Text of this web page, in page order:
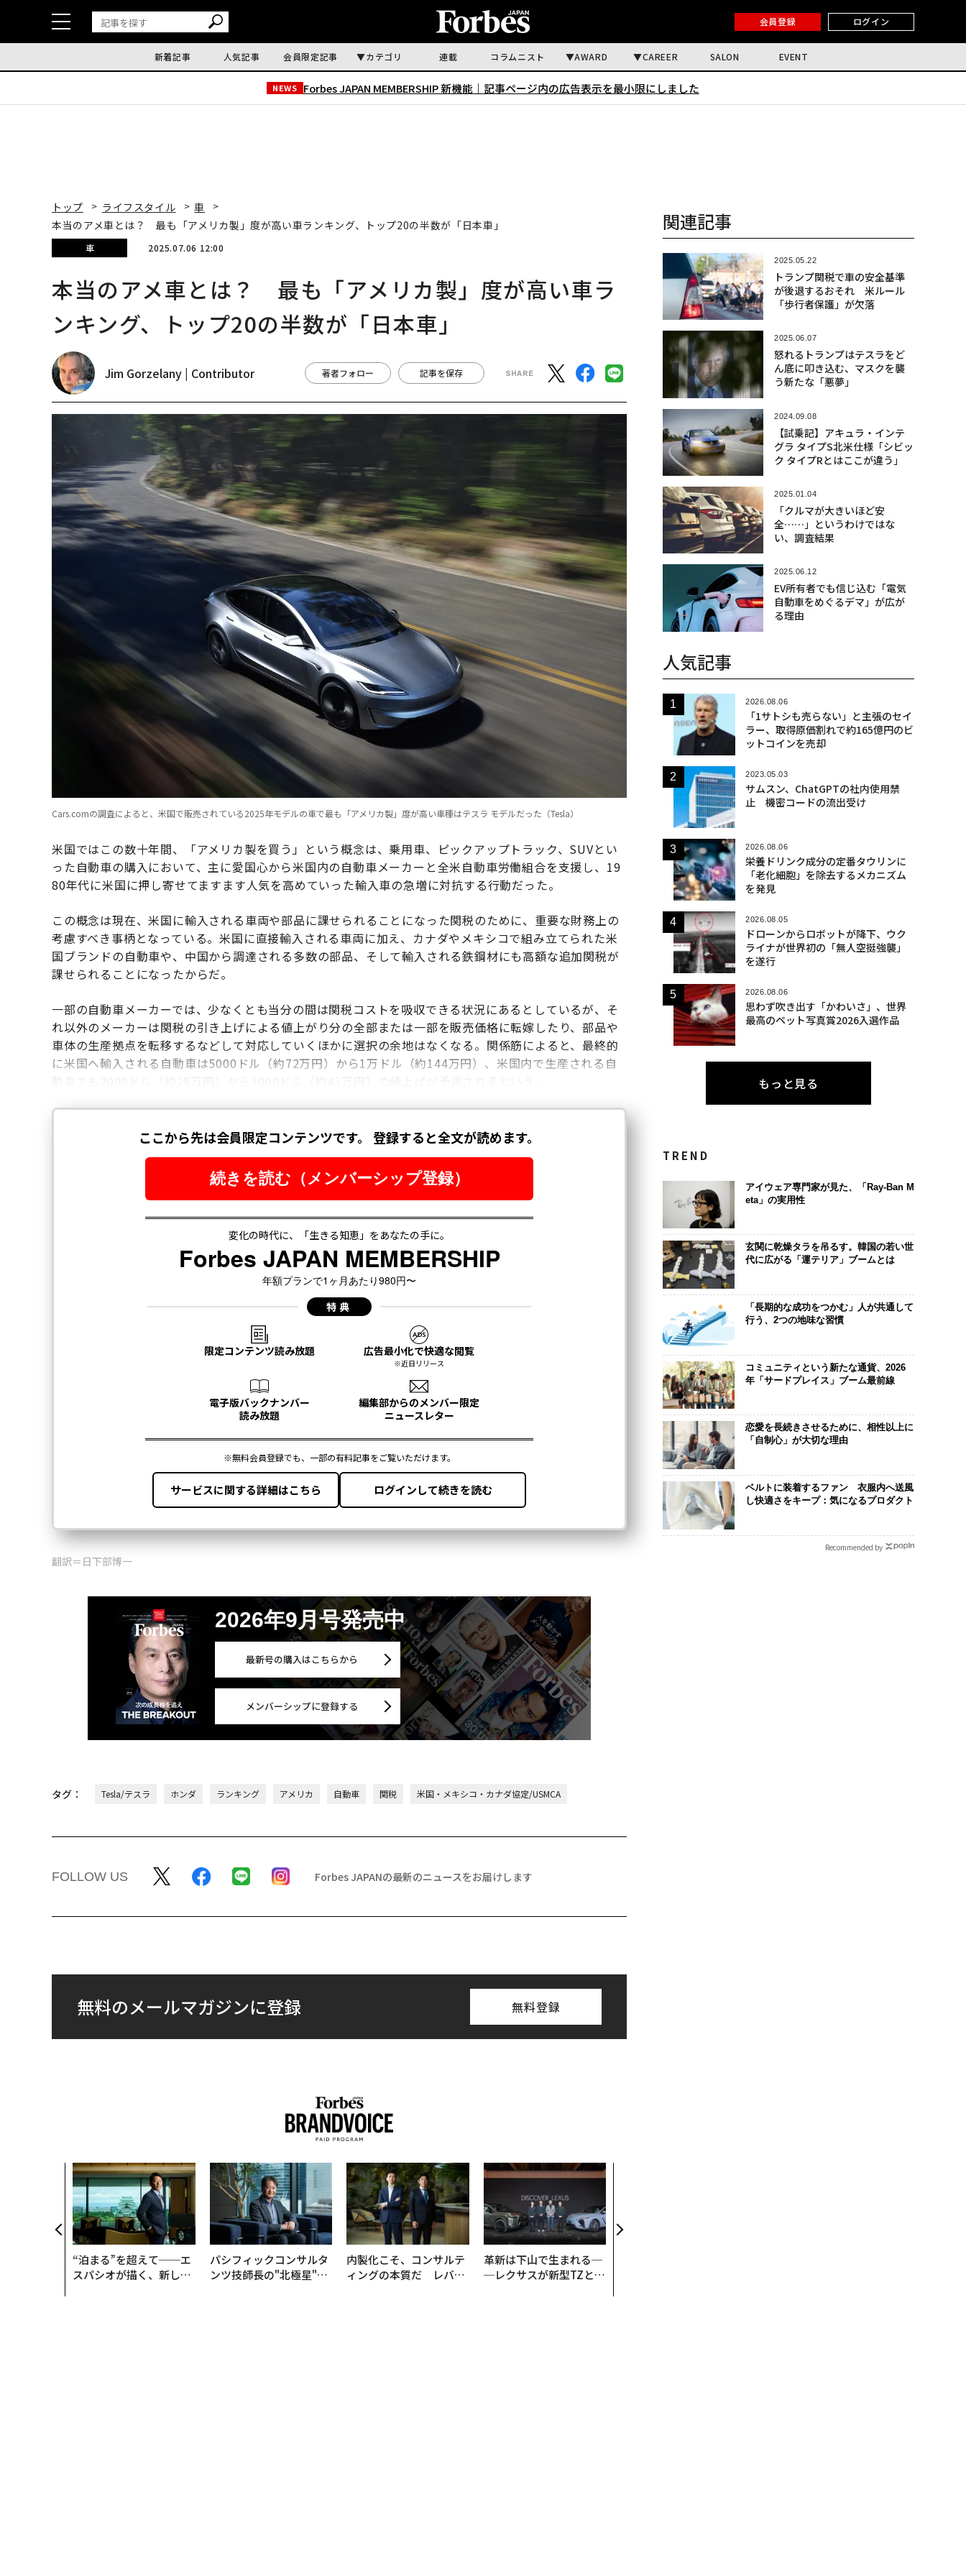
会員登録 ログイン
新着記事 人気記事 会員限定記事 カテゴリ 連載 コラムニスト AWARD CAREER SALON EVENT
NEWS Forbes JAPAN MEMBERSHIP 新機能｜ 記事ページ内の広告表示を最小限にしました
トップ ライフスタイル
車
本当のアメ車とは？ 最も「アメリカ製」度が高い車ランキング、トップ20の半数が「日本車」
車 2025.07.06 12:00
本当のアメ車とは？ 最も「アメリカ製」度が高い車ラ
ンキング、トップ20の半数が「日本車」
Jim Gorzelany | Contributor 著者フォロー 記事を保存
Cars.comの調査によると、米国で販売されている2025年モデルの車で最も「アメリカ製」度が高い車種はテスラ モデルだった（Tesla）
米国ではこの数十年間、「アメリカ製を買う」という概念は、乗用車、ピックアップトラック、SUVとい
った自動車の購入において、主に愛国心から米国内の自動車メーカーと全米自動車労働組合を支援し、19
80年代に米国に押し寄せてますます人気を高めていった輸入車の急増に対抗する行動だった。
この概念は現在、米国に輸入される車両や部品に課せられることになった関税のために、重要な財務上の
考慮すべき事柄となっている。米国に直接輸入される車両に加え、カナダやメキシコで組み立てられた米
国ブランドの自動車や、中国から調達される多数の部品、そして輸入される鉄鋼材にも高額な追加関税が
課せられることになったからだ。
一部の自動車メーカーでは、少なくとも当分の間は関税コストを吸収できる状況にあるとしているが、そ
れ以外のメーカーは関税の引き上げによる値上がり分の全部または一部を販売価格に転嫁したり、部品や
車体の生産拠点を転移するなどして対応していくほかに選択の余地はなくなる。関係筋によると、最終的
に米国へ輸入される自動車は5000ドル（約72万円）から1万ドル（約144万円）、米国内で生産される自
翻訳＝日下部博一
2026年9月号発売中
最新号の購入はこちらから
メンバーシップに登録する
タグ： Tesla/テスラ ホンダ ランキング アメリカ 自動車 関税 米国・メキシコ・カナダ協定/USMCA
FOLLOW US Forbes JAPANの最新のニュースをお届けします
無料のメールマガジンに登録 無料登録
“泊まる”を超えて──エ
スパシオが描く、新しい
パシフィックコンサルタ
ンツ技師長の"北極星"。
内製化こそ、コンサルテ
ィングの本質だ レバレ
革新は下山で生まれる─
─レクサスが新型TZとE
関連記事
2025.05.22
トランプ関税で車の安全基準
が後退するおそれ 米ルール
「歩行者保護」が欠落
2025.06.07
怒れるトランプはテスラをど
ん底に叩き込む、マスクを襲
う新たな「悪夢」
2024.09.08
【試乗記】アキュラ・インテ
グラ タイプS北米仕様「シビッ
ク タイプRとはここが違う」
2025.01.04
「クルマが大きいほど安
全……」というわけではな
い、調査結果
2025.06.12
EV所有者でも信じ込む「電気
自動車をめぐるデマ」が広が
る理由
人気記事
2026.08.06
「1サトシも売らない」と主張のセイ
ラー、取得原価割れで約165億円のビ
ットコインを売却
2023.05.03
サムスン、ChatGPTの社内使用禁
止 機密コードの流出受け
2026.08.06
栄養ドリンク成分の定番タウリンに
「老化細胞」を除去するメカニズム
を発見
2026.08.05
ドローンからロボットが降下、ウク
ライナが世界初の「無人空挺強襲」
を遂行
2026.08.06
思わず吹き出す「かわいさ」、世界
最高のペット写真賞2026入選作品
もっと見る
TREND
アイウェア専門家が見た、「Ray-Ban M
eta」の実用性
玄関に乾燥タラを吊るす。韓国の若い世
代に広がる「運テリア」ブームとは
「長期的な成功をつかむ」人が共通して
行う、2つの地味な習慣
コミュニティという新たな通貨、2026
年「サードプレイス」ブーム最前線
恋愛を長続きさせるために、相性以上に
「自制心」が大切な理由
ベルトに装着するファン 衣服内へ送風
し快適さをキープ：気になるプロダクト
Recommended by